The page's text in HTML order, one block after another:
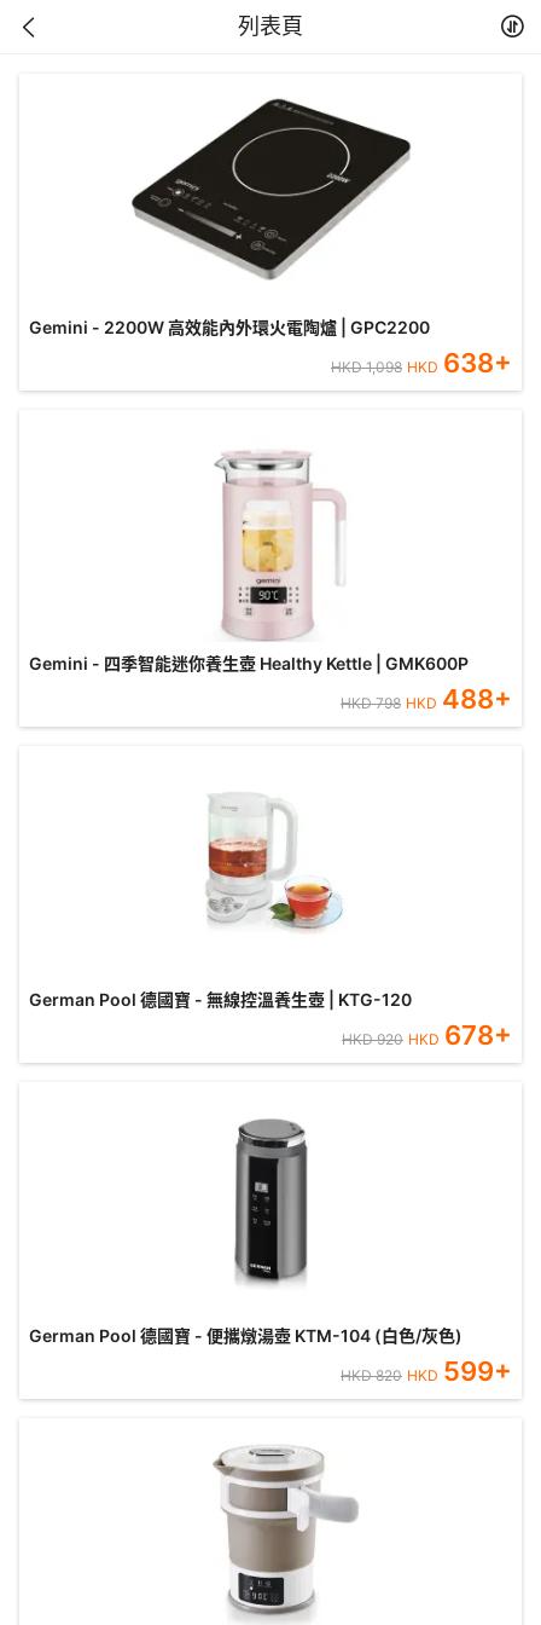
列表頁
Gemini - 2200W 高效能內外環火電陶爐 | GPC2200
HKD1,098 HKD 638+
Gemini - 四季智能迷你養生壺 Healthy Kettle | GMK600P
HKD798 HKD 488+
German Pool 德國寶 - 無線控溫養生壺 | KTG-120
HKD920 HKD 678+
German Pool 德國寶 - 便攜燉湯壺 KTM-104 (白色/灰色)
HKD820 HKD 599+